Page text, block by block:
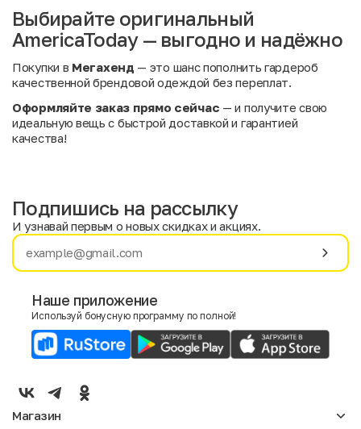
Выбирайте оригинальный
AmericaToday — выгодно и надёжно
Покупки в Мегахенд — это шанс пополнить гардероб
качественной брендовой одеждой без переплат.
Оформляйте заказ прямо сейчас — и получите свою
идеальную вещь с быстрой доставкой и гарантией
качества!
Имя
E-mail
Мужской
Подпишись на рассылку
И узнавай первым о новых скидках и акциях.
Наше приложение
Используй бонусную программу по полной!
Магазин